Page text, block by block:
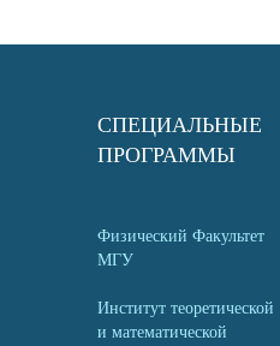
СПЕЦИАЛЬНЫЕ
ПРОГРАММЫ
Физический Факультет
МГУ
Институт теоретической
и математической